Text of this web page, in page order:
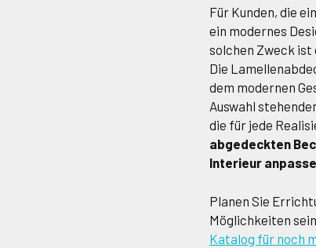
Für Kunden, die
ein modernes
solchen Zweck ist
Die
dem modernen
Auswahl
die für jede
abgedeckten
Interieur
Planen Sie
Möglichkeiten
Katalog für noch